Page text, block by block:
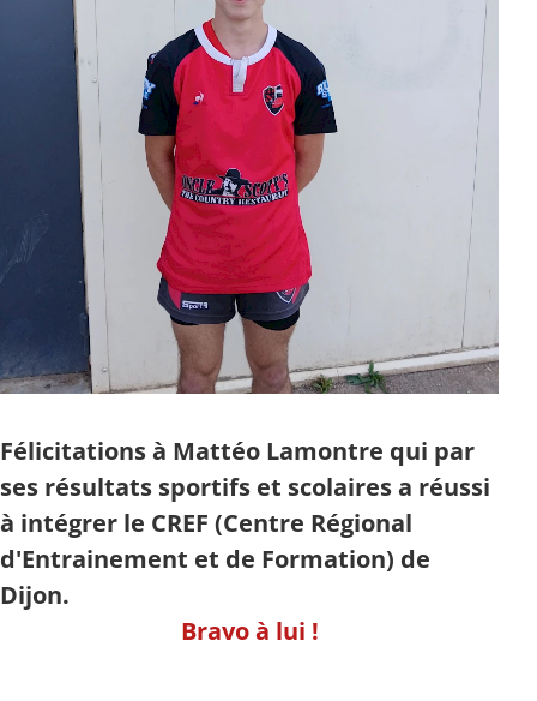
Boutique
Contact
Félicitations à Mattéo Lamontre qui par
ses résultats sportifs et scolaires a réussi
à intégrer le CREF (Centre Régional
d'Entrainement et de Formation) de
Dijon.
Bravo à lui !